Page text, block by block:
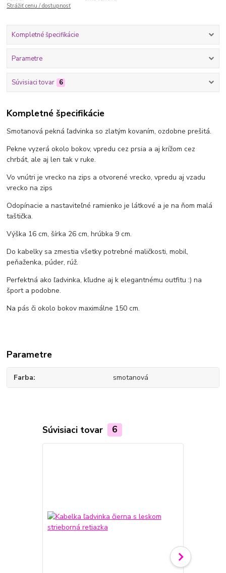
Strážiť cenu / dostupnosť
Kompletné špecifikácie
Parametre
Súvisiaci tovar 6
Kompletné špecifikácie
Smotanová pekná ľadvinka so zlatým kovaním, ozdobne prešitá.
Pekne vyzerá okolo bokov, vpredu cez prsia a aj krížom cez
chrbát, ale aj len tak v ruke.
Vo vnútri je vrecko na zips a otvorené vrecko, vpredu aj vzadu
vrecko na zips
Odopínacie a nastaviteľné ramienko je látkové a je na ňom malá
taštička.
Výška 16 cm, šírka 26 cm, hrúbka 9 cm.
Do kabelky sa zmestia všetky potrebné maličkosti, mobil,
peňaženka, púder, rúž.
Perfektná ako ľadvinka, kľudne aj k elegantnému outfitu :) na
šport a podobne.
Na pás či okolo bokov maximálne 150 cm.
Parametre
Farba smotanová
Súvisiaci tovar 6